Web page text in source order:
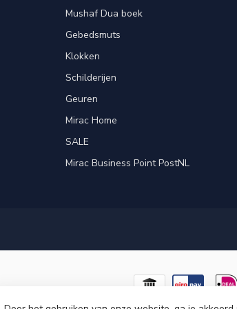
Mushaf Dua boek
Gebedsmuts
Klokken
Schilderijen
Geuren
Mirac Home
SALE
Mirac Business Point PostNL